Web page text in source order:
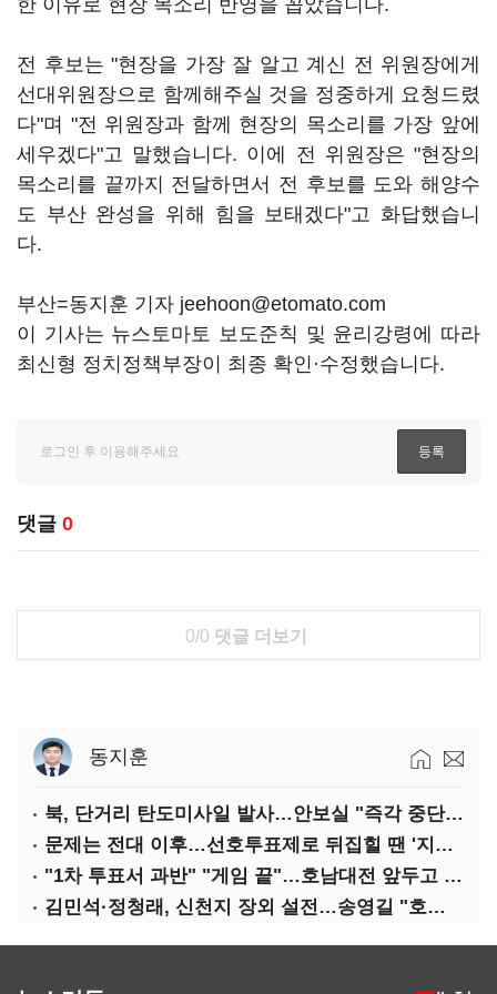
한 이유로 현장 목소리 반영을 꼽았습니다.
전 후보는 "현장을 가장 잘 알고 계신 전 위원장에게
선대위원장으로 함께해주실 것을 정중하게 요청드렸
다"며 "전 위원장과 함께 현장의 목소리를 가장 앞에
세우겠다"고 말했습니다. 이에 전 위원장은 "현장의
목소리를 끝까지 전달하면서 전 후보를 도와 해양수
도 부산 완성을 위해 힘을 보태겠다"고 화답했습니
다.
부산=동지훈 기자 jeehoon@etomato.com
이 기사는 뉴스토마토 보도준칙 및 윤리강령에 따라
최신형 정치정책부장이 최종 확인·수정했습니다.
댓글 0
0/0 댓글 더보기
동지훈
북, 단거리 탄도미사일 발사…안보실 "즉각 중단 촉구"
문제는 전대 이후…선호투표제로 뒤집힐 땐 '지지층 불복'
"1차 투표서 과반" "게임 끝"…호남대전 앞두고 '충돌'
김민석·정청래, 신천지 장외 설전…송영길 "호남 계몽 규탄"